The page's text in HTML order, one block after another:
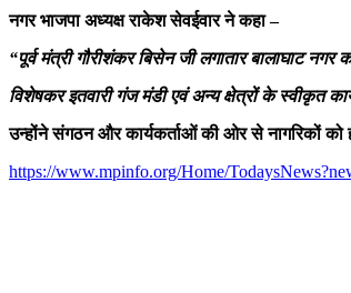
नगर भाजपा अध्यक्ष राकेश सेवईवार ने कहा –
“पूर्व मंत्री गौरीशंकर बिसेन जी लगातार बालाघाट नगर
विशेषकर इतवारी गंज मंडी एवं अन्य क्षेत्रों के स्वीकृत
उन्होंने संगठन और कार्यकर्ताओं की ओर से नागरिकों को
https://www.mpinfo.org/Home/